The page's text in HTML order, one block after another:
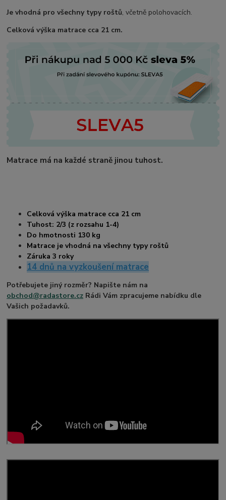
Je vhodná pro všechny typy roštů, včetně polohovacích.
Celková výška matrace cca 21 cm.
Matrace má na každé straně jinou tuhost.
Celková výška matrace cca 21 cm
Tuhost: 2/3 (z rozsahu 1-4)
Do hmotnosti 130 kg
Matrace je vhodná na všechny typy roštů
Záruka 3 roky
14 dnů na vyzkoušení matrace
Potřebujete jiný rozměr? Napište nám na
obchod@radastore.cz Rádi Vám zpracujeme nabídku dle
Vašich požadavků.